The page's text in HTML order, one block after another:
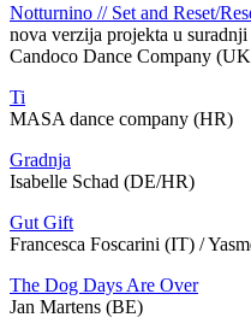
Notturnino // Set and Reset/
nova verzija projekta u
Candoco Dance Company
Ti
MASA dance company (HR)
Gradnja
Isabelle Schad (DE/HR)
Gut Gift
Francesca Foscarini (IT) /
The Dog Days Are Over
Jan Martens (BE)